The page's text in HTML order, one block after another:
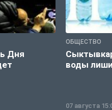
Дня
ОБЩЕСТВО
воды
07 августа